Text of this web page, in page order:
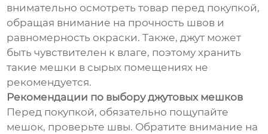
внимательно осмотреть товар перед покупкой,
обращая внимание на прочность швов и
равномерность окраски. Также, джут может
быть чувствителен к влаге, поэтому хранить
такие мешки в сырых помещениях не
рекомендуется.
Рекомендации по выбору джутовых мешков
Перед покупкой, обязательно пощупайте
мешок, проверьте швы. Обратите внимание на